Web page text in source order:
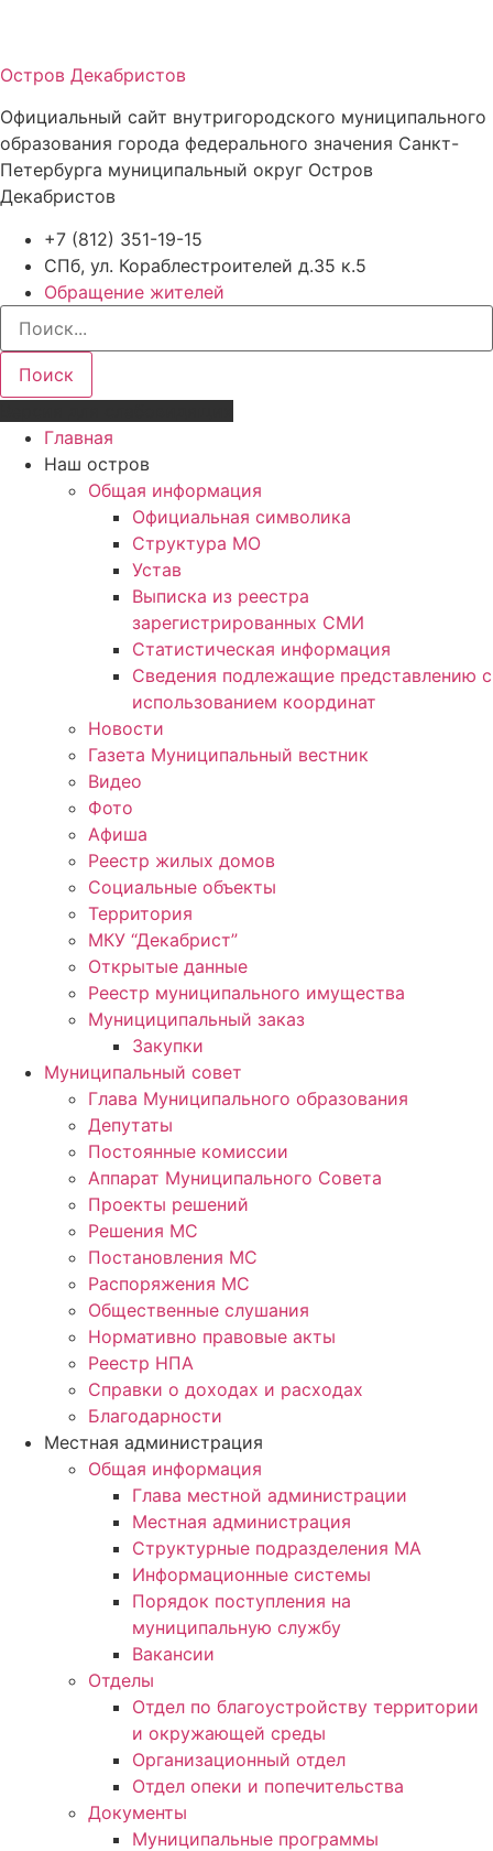
Остров Декабристов
Официальный сайт внутригородского муниципального
образования города федерального значения Санкт-
Петербурга муниципальный округ Остров
Декабристов
+7 (812) 351-19-15
СПб, ул. Кораблестроителей д.35 к.5
Обращение жителей
Поиск
Главная
Наш остров
Общая информация
Официальная символика
Структура МО
Устав
Выписка из реестра
зарегистрированных СМИ
Статистическая информация
Сведения подлежащие представлению с
использованием координат
Новости
Газета Муниципальный вестник
Видео
Фото
Афиша
Реестр жилых домов
Социальные объекты
Территория
МКУ “Декабрист”
Открытые данные
Реестр муниципального имущества
Мунициципальный заказ
Закупки
Муниципальный совет
Глава Муниципального образования
Депутаты
Постоянные комиссии
Аппарат Муниципального Совета
Проекты решений
Решения МС
Постановления МС
Распоряжения МС
Общественные слушания
Нормативно правовые акты
Реестр НПА
Справки о доходах и расходах
Благодарности
Местная администрация
Общая информация
Глава местной администрации
Местная администрация
Структурные подразделения МА
Информационные системы
Порядок поступления на
муниципальную службу
Вакансии
Отделы
Отдел по благоустройству территории
и окружающей среды
Организационный отдел
Отдел опеки и попечительства
Документы
Муниципальные программы